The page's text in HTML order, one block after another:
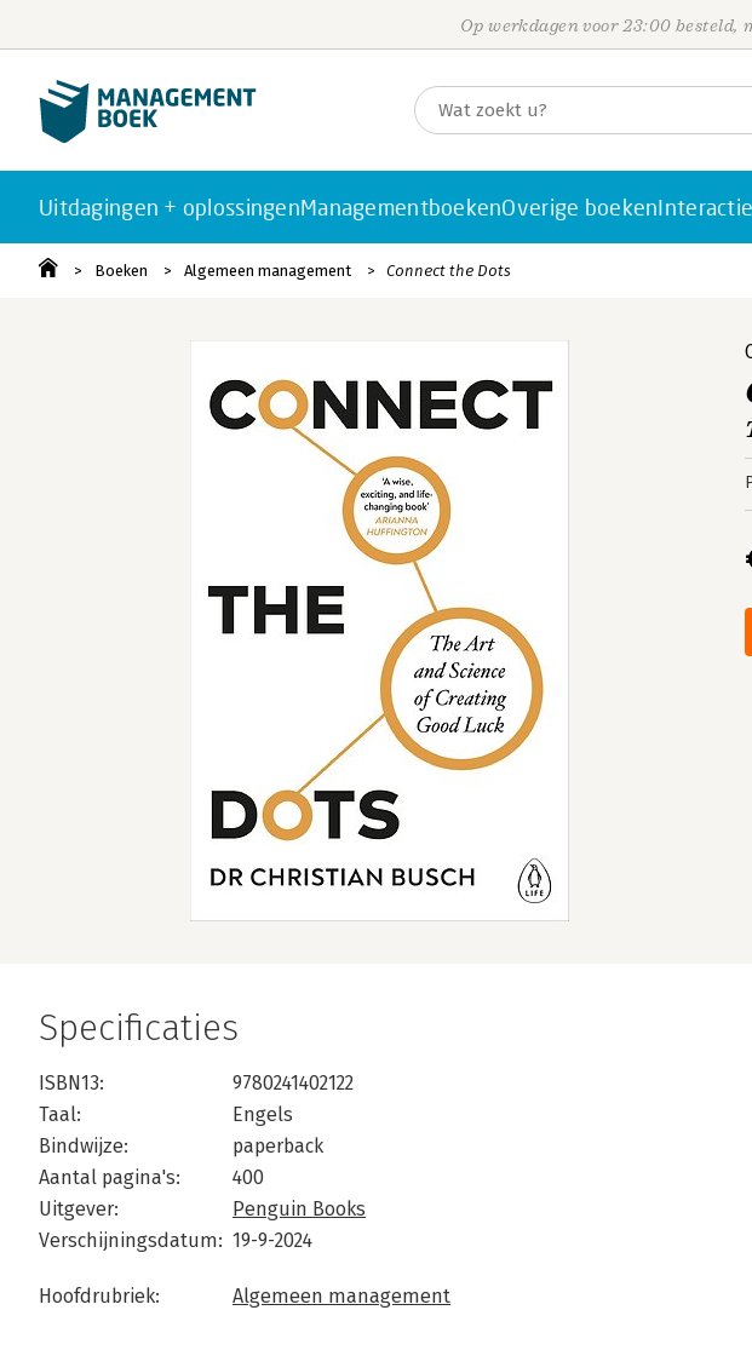
Op werkdagen voor 23:00 besteld,
Uitdagingen + oplossingenManagementboekenOverige boeken
Boeken Algemeen management Connect the Dots
Specificaties
ISBN13:
9780241402122
Taal:
Engels
Bindwijze:
paperback
Aantal pagina's:
400
Uitgever:
Penguin Books
Verschijningsdatum: 19-9-2024
Hoofdrubriek: Algemeen management